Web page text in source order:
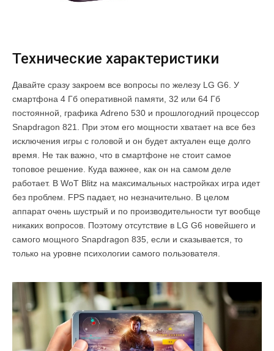
Технические характеристики
Давайте сразу закроем все вопросы по железу LG G6. У
смартфона 4 Гб оперативной памяти, 32 или 64 Гб
постоянной, графика Adreno 530 и прошлогодний процессор
Snapdragon 821. При этом его мощности хватает на все без
исключения игры с головой и он будет актуален еще долго
время. Не так важно, что в смартфоне не стоит самое
топовое решение. Куда важнее, как он на самом деле
работает. В WoT Blitz на максимальных настройках игра идет
без проблем. FPS падает, но незначительно. В целом
аппарат очень шустрый и по производительности тут вообще
никаких вопросов. Поэтому отсутствие в LG G6 новейшего и
самого мощного Snapdragon 835, если и сказывается, то
только на уровне психологии самого пользователя.